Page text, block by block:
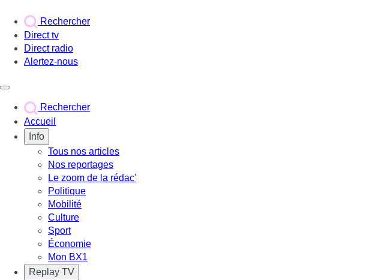
Rechercher
Direct tv
Direct radio
Alertez-nous
Rechercher
Accueil
Info
Tous nos articles
Nos reportages
Le zoom de la rédac'
Politique
Mobilité
Culture
Sport
Économie
Mon BX1
Replay TV